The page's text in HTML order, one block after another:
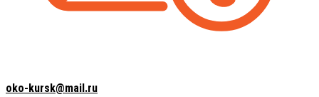
oko-kursk@mail.ru